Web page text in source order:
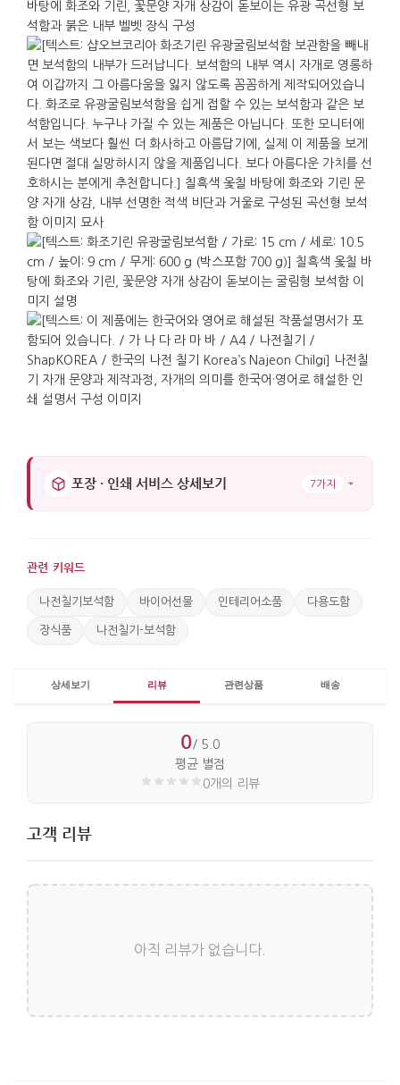
예의를 함께 전하기에 적합합니다.
반지, 귀걸이, 시계 같은 액세서리부터 열쇠, 만년필,
USB 같은 작은 소품까지 정리하기에 좋은
보관함입니다. 내부는 융으로 마감하여 내용물을
부드럽게 받쳐 주며, 규격은 가로 15cm, 세로 10.5cm,
높이 9cm이고 무게는 약 600g입니다. 책상 위나
서재의 선반, 거실의 콘솔 위에 두면 보관함이면서도
인테리어 오브제로 자연스럽게 역할을 합니다.
거래처 방문, 해외 파트너 미팅, 기관 방문 답례처럼
격식을 갖춰야 하는 상황에서 선물로 건넬 때 특히
어울립니다.
가로 : 15cm. 세로 : 10.5cm. 높이 : 9cm.
포장 · 인쇄 서비스 상세보기 7가지
관련 키워드
나전칠기보석함 바이어선물 인테리어소품 다용도함
장식품 나전칠기-보석함
상세보기 리뷰 관련상품 배송
0/ 5.0
평균 별점
0개의 리뷰
고객 리뷰
아직 리뷰가 없습니다.